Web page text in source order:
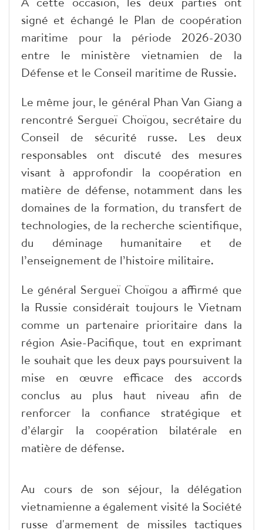
signé et échangé le Plan de coopération
maritime pour la période 2026-2030
entre le ministère vietnamien de la
Défense et le Conseil maritime de Russie.
Le même jour, le général Phan Van Giang a
rencontré Sergueï Choïgou, secrétaire du
Conseil de sécurité russe. Les deux
responsables ont discuté des mesures
visant à approfondir la coopération en
matière de défense, notamment dans les
domaines de la formation, du transfert de
technologies, de la recherche scientifique,
du déminage humanitaire et de
l’enseignement de l’histoire militaire.
Le général Sergueï Choïgou a affirmé que
la Russie considérait toujours le Vietnam
comme un partenaire prioritaire dans la
région Asie-Pacifique, tout en exprimant
le souhait que les deux pays poursuivent la
mise en œuvre efficace des accords
conclus au plus haut niveau afin de
renforcer la confiance stratégique et
d’élargir la coopération bilatérale en
matière de défense.
Au cours de son séjour, la délégation
vietnamienne a également visité la Société
russe d'armement de missiles tactiques